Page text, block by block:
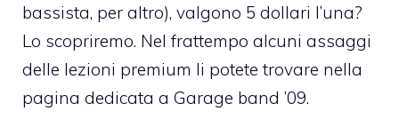
bassista, per altro), valgono 5 dollari l’una?
Lo scopriremo. Nel frattempo alcuni assaggi
delle lezioni premium li potete trovare nella
pagina dedicata a Garage band ’09.